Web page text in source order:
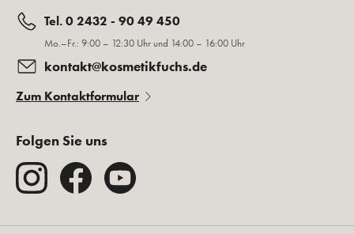
Tel. 0 2432 - 90 49 450
Mo.–Fr.: 9:00 – 12:30 Uhr und 14:00 – 16:00 Uhr
kontakt@kosmetikfuchs.de
Zum Kontaktformular
Folgen Sie uns